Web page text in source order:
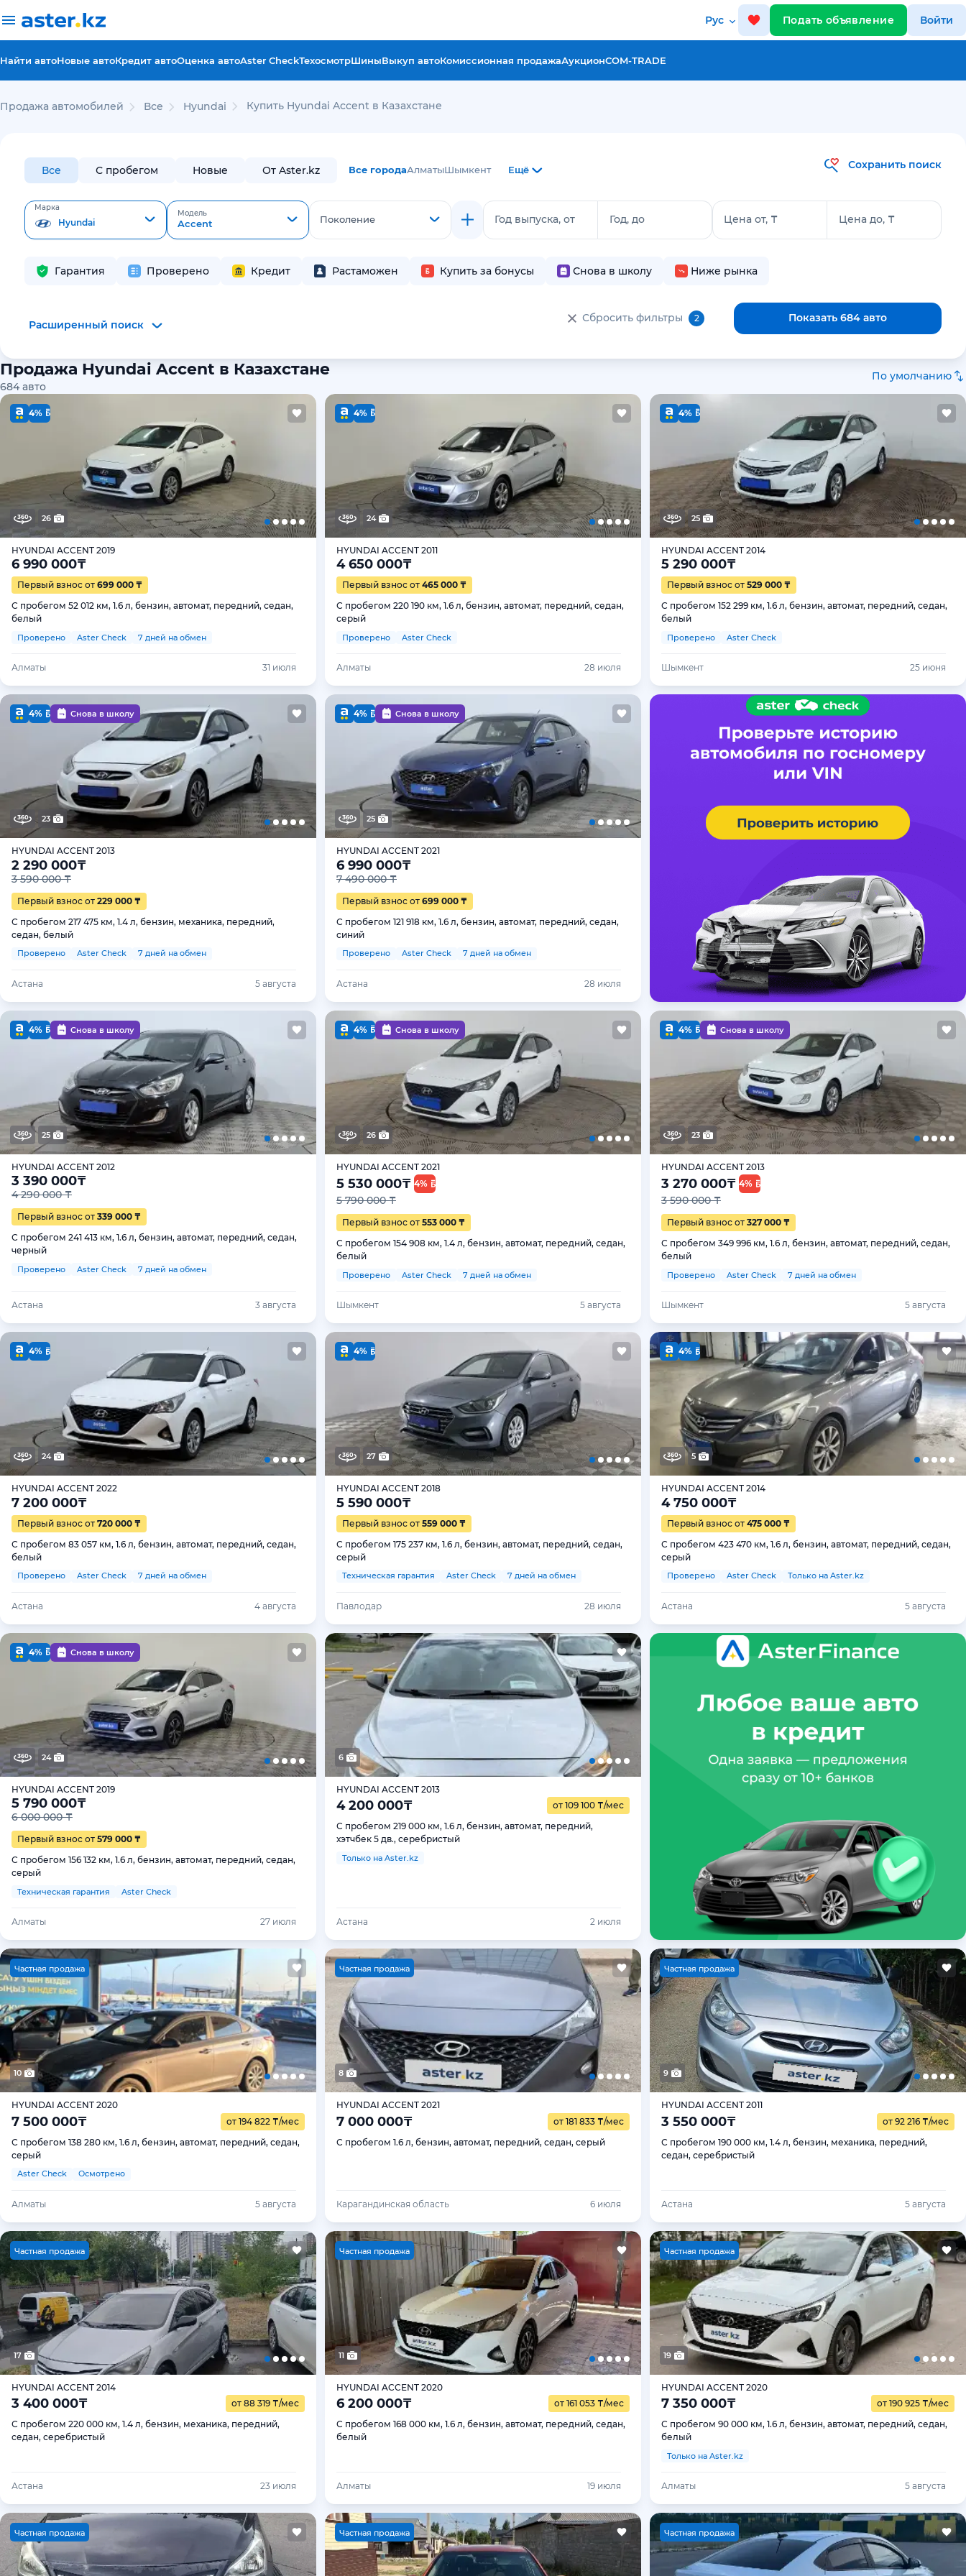
Рус Подать объявление Войти
Найти автоНовые автоКредит автоОценка автоAster CheckТехосмотрШиныВыкуп автоКомиссионная продажаАукционCOM-TRADE
Продажа автомобилей Все Hyundai Купить Hyundai Accent в Казахстане
Все С пробегом Новые От Aster.kz Все городаАлматыШымкент Ещё Сохранить поиск
Марка
Hyundai
Модель
Accent Поколение Год выпуска, от Год, до Цена от, ₸ Цена до, ₸
Гарантия Проверено Кредит Растаможен Купить за бонусы Снова в школу Ниже рынка
Расширенный поиск
Сбросить фильтры 2 Показать 684 авто
Продажа Hyundai Accent в Казахстане
684авто
По умолчанию
4%
26
HYUNDAI ACCENT 2019
6 990 000₸
Первый взнос от 699 000 ₸
С пробегом 52 012 км, 1.6 л, бензин, автомат, передний, седан,
белый
Проверено Aster Check 7 дней на обмен
Алматы 31 июля
4%
24
HYUNDAI ACCENT 2011
4 650 000₸
Первый взнос от 465 000 ₸
С пробегом 220 190 км, 1.6 л, бензин, автомат, передний, седан,
серый
Проверено Aster Check
Алматы 28 июля
4%
25
HYUNDAI ACCENT 2014
5 290 000₸
Первый взнос от 529 000 ₸
С пробегом 152 299 км, 1.6 л, бензин, автомат, передний, седан,
белый
Проверено Aster Check
Шымкент 25 июня
4% Снова в школу
23
HYUNDAI ACCENT 2013
2 290 000₸
3 590 000 ₸
Первый взнос от 229 000 ₸
С пробегом 217 475 км, 1.4 л, бензин, механика, передний,
седан, белый
Проверено Aster Check 7 дней на обмен
Астана 5 августа
4% Снова в школу
25
HYUNDAI ACCENT 2021
6 990 000₸
7 490 000 ₸
Первый взнос от 699 000 ₸
С пробегом 121 918 км, 1.6 л, бензин, автомат, передний, седан,
синий
Проверено Aster Check 7 дней на обмен
Астана 28 июля
4% Снова в школу
25
HYUNDAI ACCENT 2012
3 390 000₸
4 290 000 ₸
Первый взнос от 339 000 ₸
С пробегом 241 413 км, 1.6 л, бензин, автомат, передний, седан,
черный
Проверено Aster Check 7 дней на обмен
Астана 3 августа
4% Снова в школу
26
HYUNDAI ACCENT 2021
5 530 000₸ 4%
5 790 000 ₸
Первый взнос от 553 000 ₸
С пробегом 154 908 км, 1.4 л, бензин, автомат, передний, седан,
белый
Проверено Aster Check 7 дней на обмен
Шымкент 5 августа
4% Снова в школу
23
HYUNDAI ACCENT 2013
3 270 000₸ 4%
3 590 000 ₸
Первый взнос от 327 000 ₸
С пробегом 349 996 км, 1.6 л, бензин, автомат, передний, седан,
белый
Проверено Aster Check 7 дней на обмен
Шымкент 5 августа
4%
24
HYUNDAI ACCENT 2022
7 200 000₸
Первый взнос от 720 000 ₸
С пробегом 83 057 км, 1.6 л, бензин, автомат, передний, седан,
белый
Проверено Aster Check 7 дней на обмен
Астана 4 августа
4%
27
HYUNDAI ACCENT 2018
5 590 000₸
Первый взнос от 559 000 ₸
С пробегом 175 237 км, 1.6 л, бензин, автомат, передний, седан,
серый
Техническая гарантия Aster Check 7 дней на обмен
Павлодар 28 июля
4%
5
HYUNDAI ACCENT 2014
4 750 000₸
Первый взнос от 475 000 ₸
С пробегом 423 470 км, 1.6 л, бензин, автомат, передний, седан,
серый
Проверено Aster Check Только на Aster.kz
Астана 5 августа
4% Снова в школу
24
HYUNDAI ACCENT 2019
5 790 000₸
6 000 000 ₸
Первый взнос от 579 000 ₸
С пробегом 156 132 км, 1.6 л, бензин, автомат, передний, седан,
серый
Техническая гарантия Aster Check
Алматы 27 июля
6
HYUNDAI ACCENT 2013
4 200 000₸ от 109 100 ₸/мес
С пробегом 219 000 км, 1.6 л, бензин, автомат, передний,
хэтчбек 5 дв., серебристый
Только на Aster.kz
Астана 2 июля
Частная продажа
10
HYUNDAI ACCENT 2020
7 500 000₸ от 194 822 ₸/мес
С пробегом 138 280 км, 1.6 л, бензин, автомат, передний, седан,
серый
Aster Check Осмотрено
Алматы 5 августа
Частная продажа
8
HYUNDAI ACCENT 2021
7 000 000₸ от 181 833 ₸/мес
С пробегом 1.6 л, бензин, автомат, передний, седан, серый
Карагандинская область 6 июля
Частная продажа
9
HYUNDAI ACCENT 2011
3 550 000₸ от 92 216 ₸/мес
С пробегом 190 000 км, 1.4 л, бензин, механика, передний,
седан, серебристый
Астана 5 августа
Частная продажа
17
HYUNDAI ACCENT 2014
3 400 000₸ от 88 319 ₸/мес
С пробегом 220 000 км, 1.4 л, бензин, механика, передний,
седан, серебристый
Астана 23 июля
Частная продажа
11
HYUNDAI ACCENT 2020
6 200 000₸ от 161 053 ₸/мес
С пробегом 168 000 км, 1.6 л, бензин, автомат, передний, седан,
белый
Алматы 19 июля
Частная продажа
19
HYUNDAI ACCENT 2020
7 350 000₸ от 190 925 ₸/мес
С пробегом 90 000 км, 1.6 л, бензин, автомат, передний, седан,
белый
Только на Aster.kz
Алматы 5 августа
Частная продажа Частная продажа Частная продажа